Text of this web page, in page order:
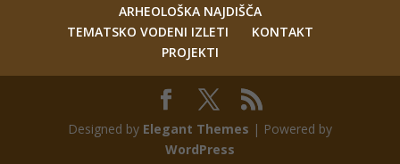
ARHEOLOŠKA NAJDIŠČA
TEMATSKO VODENI IZLETI
KONTAKT
PROJEKTI
Designed by Elegant Themes | Powered by
WordPress